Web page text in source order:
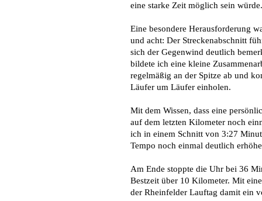
eine starke Zeit möglich sein würde.
Eine besondere Herausforderung
und acht: Der Streckenabschnitt
sich der Gegenwind deutlich
bildete ich eine kleine
regelmäßig an der Spitze ab und
Läufer um Läufer einholen.
Mit dem Wissen, dass eine
auf dem letzten Kilometer noch
ich in einem Schnitt von 3:27
Tempo noch einmal deutlich
Am Ende stoppte die Uhr bei 36
Bestzeit über 10 Kilometer. Mit
der Rheinfelder Lauftag damit ein